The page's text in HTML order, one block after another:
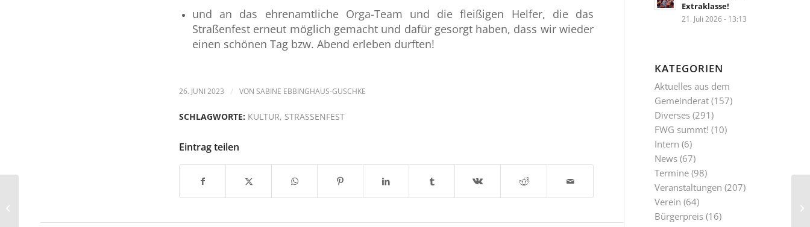
und an das ehrenamtliche Orga-Team und die fleißigen Helfer, die das
Straßenfest erneut möglich gemacht und dafür gesorgt haben, dass wir wieder
einen schönen Tag bzw. Abend erleben durften!
26. JUNI 2023 / VON SABINE EBBINGHAUS-GUSCHKE
SCHLAGWORTE: KULTUR, STRASSENFEST
Eintrag teilen
Extraklasse!
21. Juli 2026 - 13:13
KATEGORIEN
Aktuelles aus dem
Gemeinderat (157)
Diverses (291)
FWG summt! (10)
Intern (6)
News (67)
Termine (98)
Veranstaltungen (207)
Verein (64)
Bürgerpreis (16)